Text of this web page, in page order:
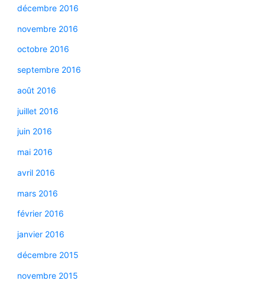
décembre 2016
novembre 2016
octobre 2016
septembre 2016
août 2016
juillet 2016
juin 2016
mai 2016
avril 2016
mars 2016
février 2016
janvier 2016
décembre 2015
novembre 2015